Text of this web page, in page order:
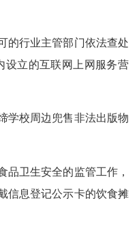
行业主管部门依法查处
设立的互联网上网服务营
校周边兜售非法出版物
卫生安全的监管工作，
信息登记公示卡的饮食摊